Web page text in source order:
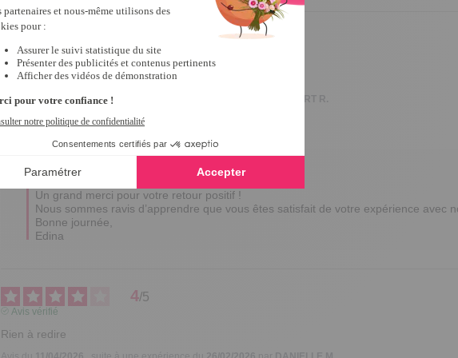
Avis vérifié
bien
Avis du10/05/2026 , suite à une expérience du ROBERT R.
Utile(0)Signaler
Un grand merci pour votre retour positif !
Nous sommes ravis d’apprendre que vous êtes satisfait de votre expérience avec
Bonne journée,
Edina
4/5
Avis vérifié
Rien à redire